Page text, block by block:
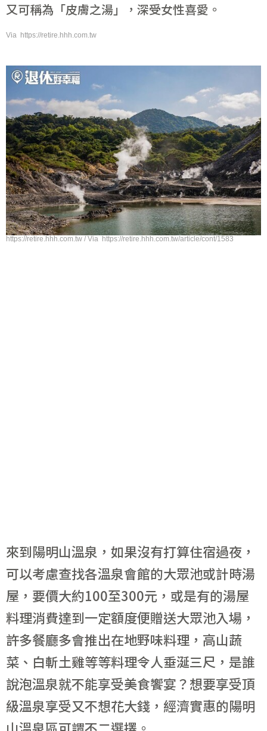
又可稱為「皮膚之湯」，深受女性喜愛。
Via https://retire.hhh.com.tw
https://retire.hhh.com.tw / Via https://retire.hhh.com.tw/article/cont/1583
來到陽明山溫泉，如果沒有打算住宿過夜，
可以考慮查找各溫泉會館的大眾池或計時湯
屋，要價大約100至300元，或是有的湯屋
料理消費達到一定額度便贈送大眾池入場，
許多餐廳多會推出在地野味料理，高山蔬
菜、白斬土雞等等料理令人垂涎三尺，是誰
說泡溫泉就不能享受美食饗宴？想要享受頂
級溫泉享受又不想花大錢，經濟實惠的陽明